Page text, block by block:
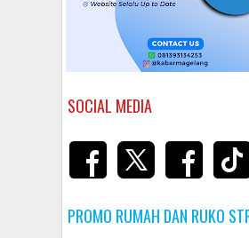
SOCIAL MEDIA
PROMO RUMAH DAN RUKO